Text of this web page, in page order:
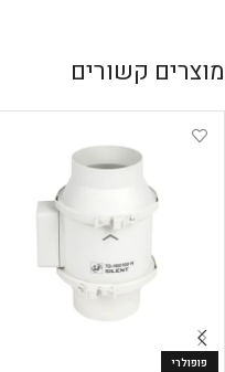
מוצרים קשורים
פופולרי